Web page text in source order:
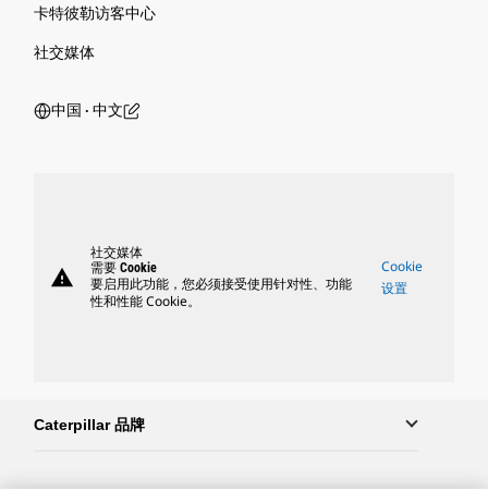
卡特彼勒访客中心
社交媒体
中国 ‧ 中文
warning
社交媒体
需要 Cookie
要启用此功能，您必须接受使用针对性、功能
性和性能 Cookie。
Cookie
设置
Caterpillar 品牌